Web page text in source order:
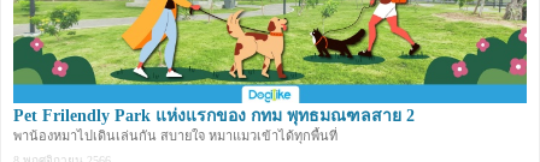
Pet Frilendly Park แห่งแรกของ กทม พุทธมณฑลสาย 2
พาน้องหมาไปเดินเล่นกัน สบายใจ หมาแมวเข้าได้ทุกพื้นที่